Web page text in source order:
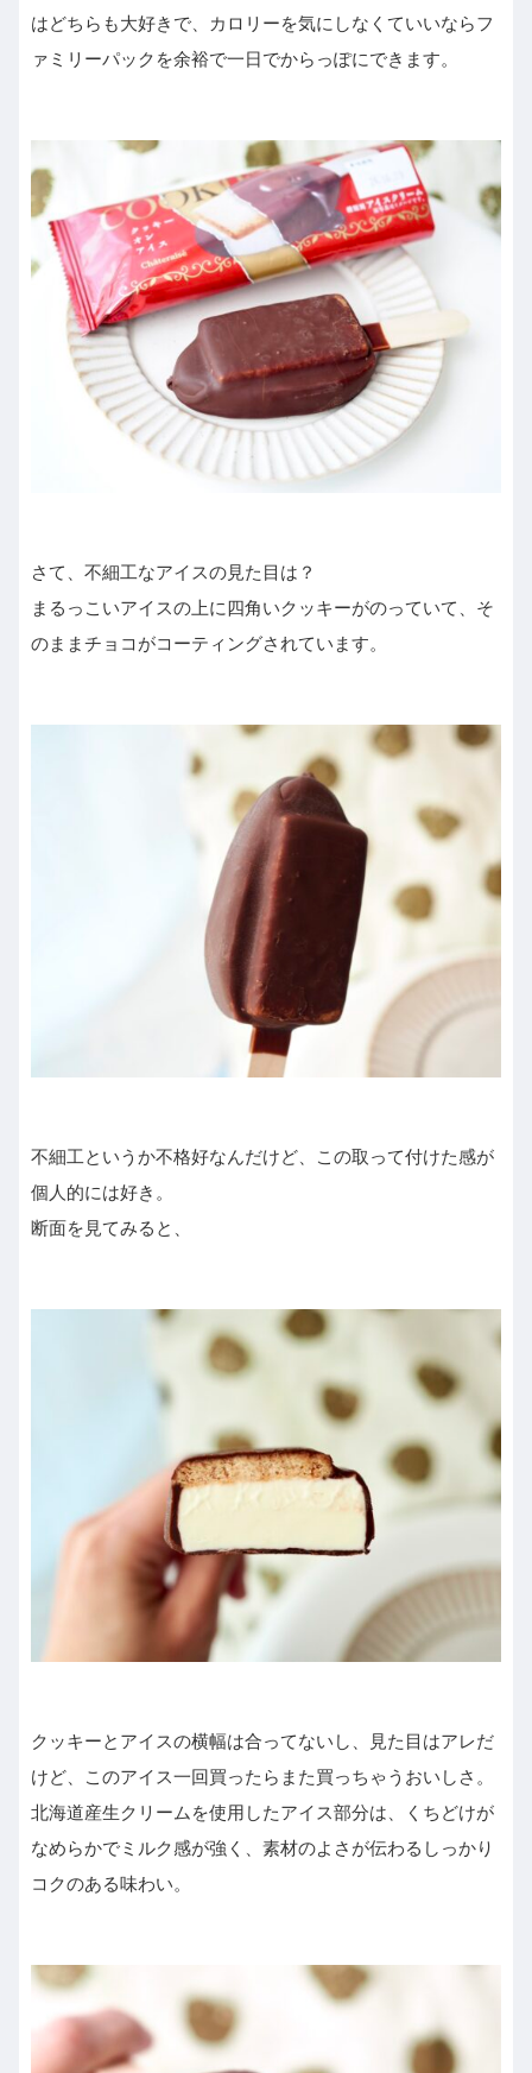
はどちらも大好きで、カロリーを気にしなくていいならフ
ァミリーパックを余裕で一日でからっぽにできます。
さて、不細工なアイスの見た目は？
まるっこいアイスの上に四角いクッキーがのっていて、そ
のままチョコがコーティングされています。
不細工というか不格好なんだけど、この取って付けた感が
個人的には好き。
断面を見てみると、
クッキーとアイスの横幅は合ってないし、見た目はアレだ
けど、このアイス一回買ったらまた買っちゃうおいしさ。
北海道産生クリームを使用したアイス部分は、くちどけが
なめらかでミルク感が強く、素材のよさが伝わるしっかり
コクのある味わい。